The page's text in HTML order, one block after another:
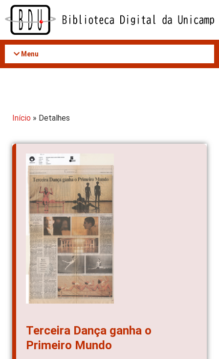
Acessar
conteúdo
Menu
Início » Detalhes
Terceira Dança ganha o
Primeiro Mundo